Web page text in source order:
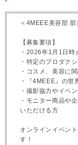
＜4MEEE美容部 部
【募集要項】
・2026年1月1日
・特定のプロダク
・コスメ、美容に
・『4MEEE』の世
・撮影協力やイベ
・モニター商品や
いただける方
オンラインイベン
す！